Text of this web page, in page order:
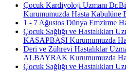
Çocuk Kardiyoloji Uzmanı
Kurumumuzda Hasta Kabulüne
1 - 7 Ağustos Dünya Emzirme
Çocuk Sağlığı ve Hastalıkları
KASAPBAŞI Kurumumuzda
Deri ve Zührevi Hastalıklar
ALBAYRAK Kurumumuzda
Çocuk Sağlığı ve Hastalıkları